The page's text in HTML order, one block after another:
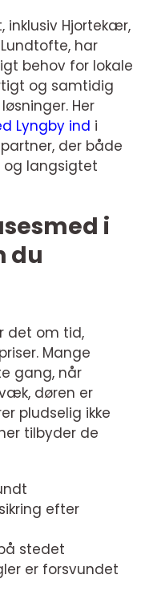
Hjortekær,
har
behov for lokale
og samtidig
Her
Lyngby ind i
der både
og langsigtet
i
du
det om tid,
Mange
gang, når
døren er
pludselig ikke
tilbyder de
efter
stedet
er forsvundet